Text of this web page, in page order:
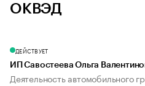
ОКВЭД
ДЕЙСТВУЕТ
ИП Савостеева Ольга
Деятельность автомобильного